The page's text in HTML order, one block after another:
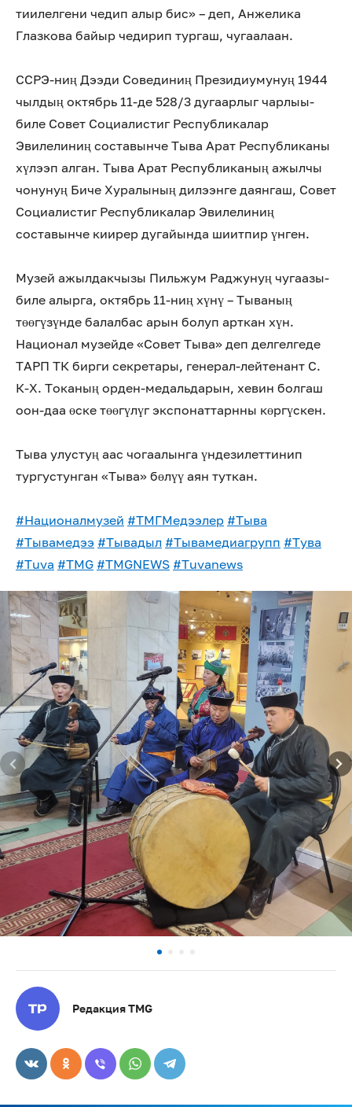
тиилелгени чедип алыр бис» – деп, Анжелика
Глазкова байыр чедирип тургаш, чугаалаан.
ССРЭ-ниң Дээди Совединиң Президиумунуң 1944
чылдың октябрь 11-де 528/3 дугаарлыг чарлыы-
биле Совет Социалистиг Республикалар
Эвилелиниң составынче Тыва Арат Республиканы
хүлээп алган. Тыва Арат Республиканың ажылчы
чонунуң Биче Хуралының дилээнге даянгаш, Совет
Социалистиг Республикалар Эвилелиниң
составынче киирер дугайында шиитпир үнген.
Музей ажылдакчызы Пильжум Раджунуң чугаазы-
биле алырга, октябрь 11-ниң хүнү – Тываның
төөгүзүнде балалбас арын болуп арткан хүн.
Национал музейде «Совет Тыва» деп делгелгеде
ТАРП ТК бирги секретары, генерал-лейтенант С.
К-Х. Токаның орден-медальдарын, хевин болгаш
оон-даа өске төөгүлүг экспонаттарнны көргүскен.
Тыва улустуң аас чогаалынга үндезилеттинип
тургустунган «Тыва» бөлүү аян туткан.
#Националмузей #ТМГМедээлер #Тыва
#Тывамедээ #Тывадыл #Тывамедиагрупп #Тува
#Tuva #TMG #TMGNEWS #Tuvanews
Редакция TMG